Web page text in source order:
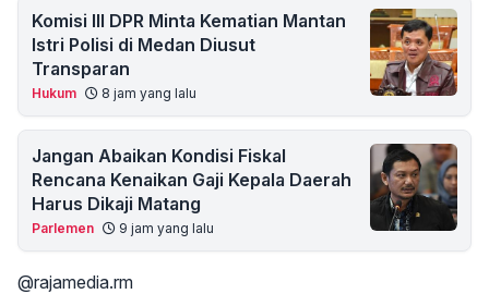
Komisi III DPR Minta Kematian Mantan
Istri Polisi di Medan Diusut
Transparan
Hukum 8 jam yang lalu
Jangan Abaikan Kondisi Fiskal
Rencana Kenaikan Gaji Kepala Daerah
Harus Dikaji Matang
Parlemen 9 jam yang lalu
@rajamedia.rm